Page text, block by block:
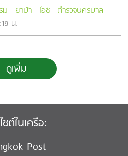
ม ยาบ้า ไอซ์ ตำรวจนครบาล
น.
ดูเพิ่ม
ซต์ในเครือ:
Post